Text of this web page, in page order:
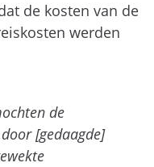
de kosten van de
werden
de
[gedaagde]